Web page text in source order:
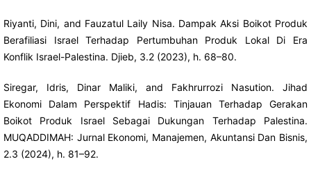
Riyanti, Dini, and Fauzatul Laily Nisa. Dampak Aksi Boikot Produk
Berafiliasi Israel Terhadap Pertumbuhan Produk Lokal Di Era
Konflik Israel-Palestina. Djieb, 3.2 (2023), h. 68–80.
Siregar, Idris, Dinar Maliki, and Fakhrurrozi Nasution. Jihad
Ekonomi Dalam Perspektif Hadis: Tinjauan Terhadap Gerakan
Boikot Produk Israel Sebagai Dukungan Terhadap Palestina.
MUQADDIMAH: Jurnal Ekonomi, Manajemen, Akuntansi Dan Bisnis,
2.3 (2024), h. 81–92.